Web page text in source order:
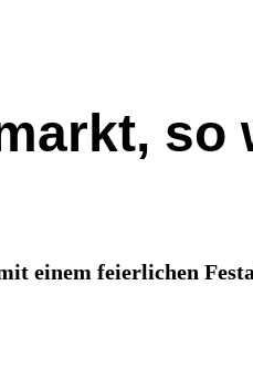
so
einem feierlichen